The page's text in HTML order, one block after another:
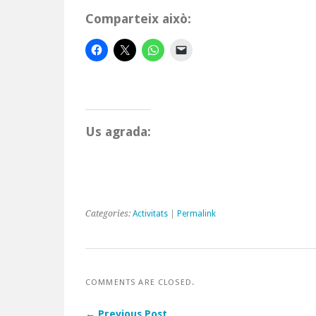
Comparteix això:
Us agrada:
Categories: Activitats Permalink
COMMENTS ARE CLOSED.
← Previous Post